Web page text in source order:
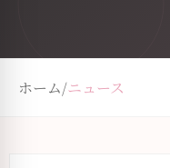
ホーム/ニュース